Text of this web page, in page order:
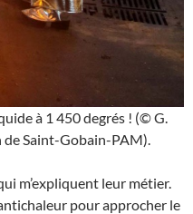
à 1 450 degrés ! (© G.
de Saint-Gobain-PAM).
m’expliquent leur métier.
pour approcher le